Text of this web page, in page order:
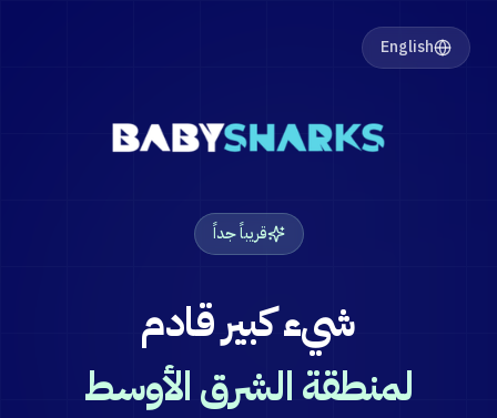
English
قريباً جداً
شيء كبير قادم
لمنطقة الشرق الأوسط